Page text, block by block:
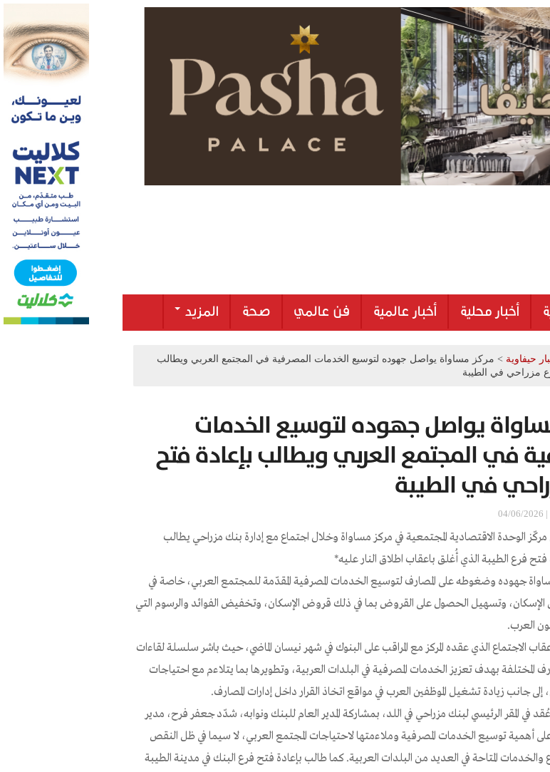
أخبار محلية أخبار عالمية فن عالمي صحة المزيد
حيفاوية > مركز مساواة يواصل جهوده لتوسيع الخدمات المصرفية في المجتمع العربي ويطالب
مزراحي في الطيبة
يواصل جهوده لتوسيع الخدمات
في المجتمع العربي ويطالب بإعادة فتح
في الطيبة
الوحدة الاقتصادية المجتمعية في مركز مساواة وخلال اجتماع مع إدارة بنك مزراحي يطالب
فرع الطيبة الذي أُغلق باعقاب اطلاق النار عليه*
جهوده وضغوطه على المصارف لتوسيع الخدمات المصرفية المقدّمة للمجتمع العربي، خاصة في
وتسهيل الحصول على القروض بما في ذلك قروض الإسكان، وتخفيض الفوائد والرسوم التي
العرب.
الاجتماع الذي عقده المركز مع المراقب على البنوك في شهر نيسان الماضي، حيث باشر سلسلة لقاءات
المختلفة بهدف تعزيز الخدمات المصرفية في البلدات العربية، وتطويرها بما يتلاءم مع احتياجات
إلى جانب زيادة تشغيل الموظفين العرب في مواقع اتخاذ القرار داخل إدارات المصارف.
في المقر الرئيسي لبنك مزراحي في اللد، بمشاركة المدير العام للبنك ونوابه، شدّد جعفر فرح، مدير
أهمية توسيع الخدمات المصرفية وملاءمتها لاحتياجات المجتمع العربي، لا سيما في ظل النقص
والخدمات المتاحة في العديد من البلدات العربية. كما طالب بإعادة فتح فرع البنك في مدينة الطيبة